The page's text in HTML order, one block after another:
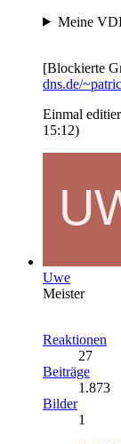
Meine
[Blockierte
dns.de/
Einmal
15:12)
Uwe
Meister
Reaktionen
27
Beiträge
1.873
Bilder
1